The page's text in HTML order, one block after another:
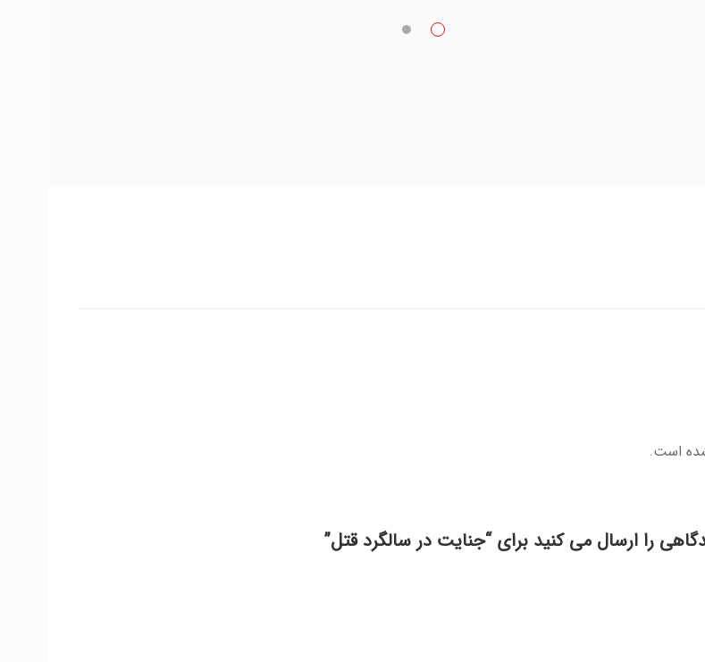
است.
را ارسال می کنید برای “جنایت در سالگرد قتل”